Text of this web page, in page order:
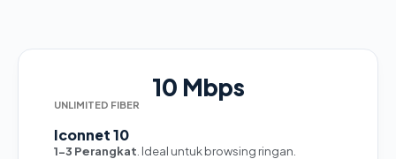
10 Mbps
UNLIMITED FIBER
Iconnet 10
1-3 Perangkat . Ideal untuk browsing ringan.